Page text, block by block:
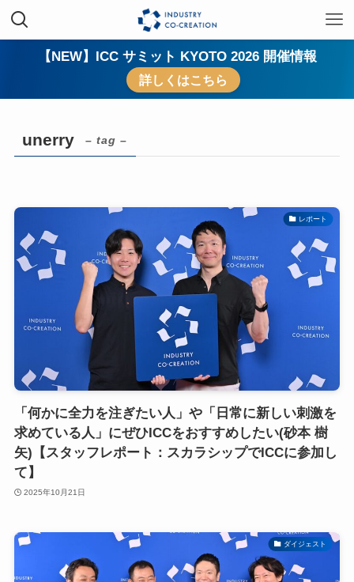
【NEW】ICC サミット KYOTO 2026 開催情報
詳しくはこちら
unerry – tag –
レポート
「何かに全力を注ぎたい人」や「日常に新しい刺激を
求めている人」にぜひICCをおすすめしたい(砂本 樹
矢)【スタッフレポート：スカラシップでICCに参加し
て】
2025年10月21日
ダイジェスト